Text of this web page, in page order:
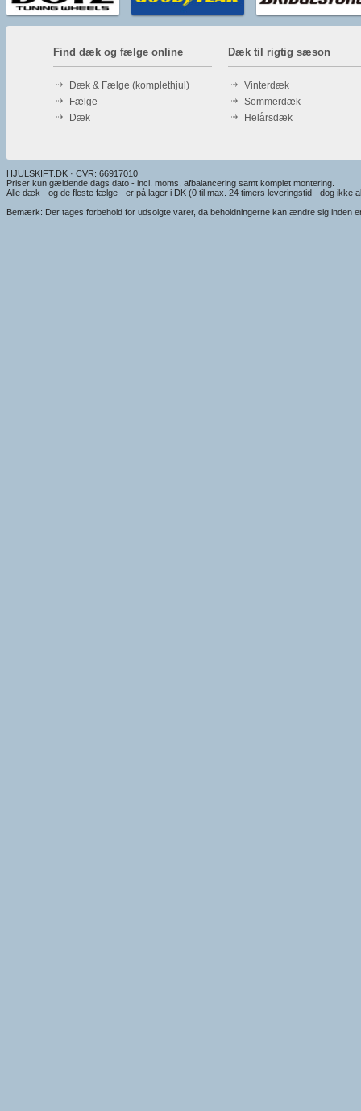
Find dæk og fælge online
Dæk & Fælge (komplethjul)
Fælge
Dæk
Dæk til rigtig sæson
Vinterdæk
Sommerdæk
Helårsdæk
HJULSKIFT.DK · CVR: 66917010
Priser kun gældende dags dato - incl. moms, afbalancering samt komplet montering.
Alle dæk - og de fleste fælge - er på lager i DK (0 til max. 24 timers leveringstid - dog ikke
Bemærk: Der tages forbehold for udsolgte varer, da beholdningerne kan ændre sig inden